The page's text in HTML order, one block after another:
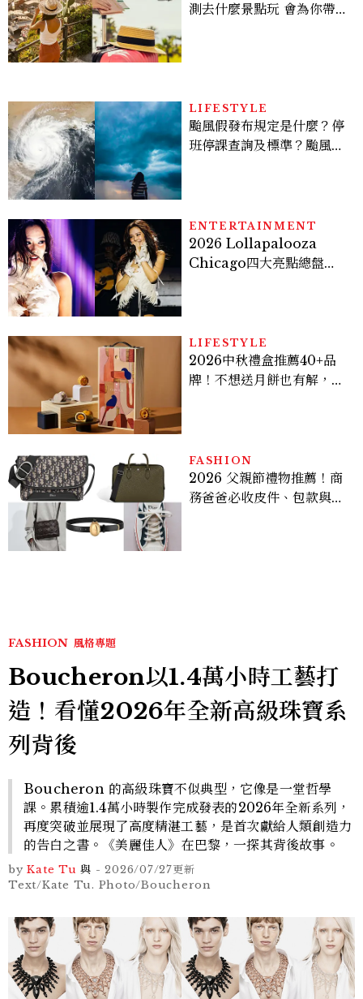
測去什麼景點玩 會為你帶來
LIFESTYLE
颱風假發布規定是什麼？停
班停課查詢及標準？颱風假
ENTERTAINMENT
2026 Lollapalooza
Chicago四大亮點總盤
LIFESTYLE
2026中秋禮盒推薦40+品
牌！不想送月餅也有解，送
FASHION
2026 父親節禮物推薦！商
務爸爸必收皮件、包款與鞋
FASHION 風格專題
Boucheron以1.4萬小時工藝打
造！看懂2026年全新高級珠寶系
列背後
Boucheron 的高級珠寶不似典型，它像是一堂哲學
課。累積逾1.4萬小時製作完成發表的2026年全新系列，
再度突破並展現了高度精湛工藝，是首次獻給人類創造力
的告白之書。《美麗佳人》在巴黎，一探其背後故事。
by Kate Tu 與 -2026/07/27更新
Text/Kate Tu. Photo/Boucheron